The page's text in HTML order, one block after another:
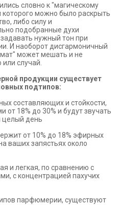
словно к "магическому
можно было раскрыть
либо силу и
подобранные духи
нужный тон при
И наоборот дисгармоничный
может мешать и не
случай.
продукции существует
подтипов:
составляющих и стойкости,
18% до 30% и будут звучать
день
от 10% до 18% эфирных
ваших запястьях около
и легкая, по сравнению с
с концентрацией пахучих
парфюмерии, существуют